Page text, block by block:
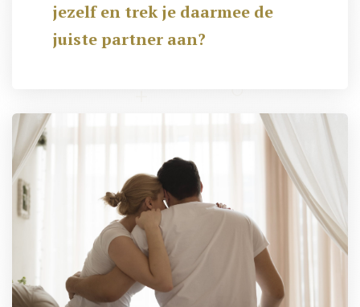
jezelf en trek je daarmee de
juiste partner aan?